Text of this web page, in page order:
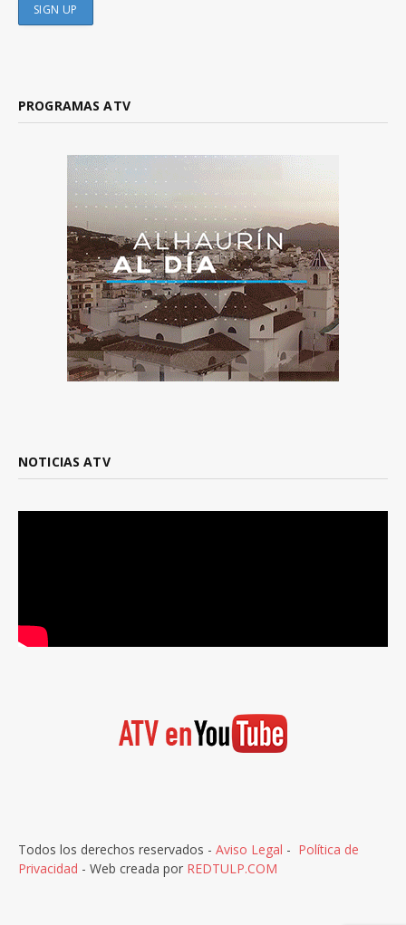
PROGRAMAS ATV
NOTICIAS ATV
Todos los derechos reservados - Aviso Legal - Política de
Privacidad - Web creada por REDTULP.COM